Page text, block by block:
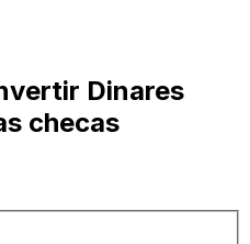
Dinares
checas